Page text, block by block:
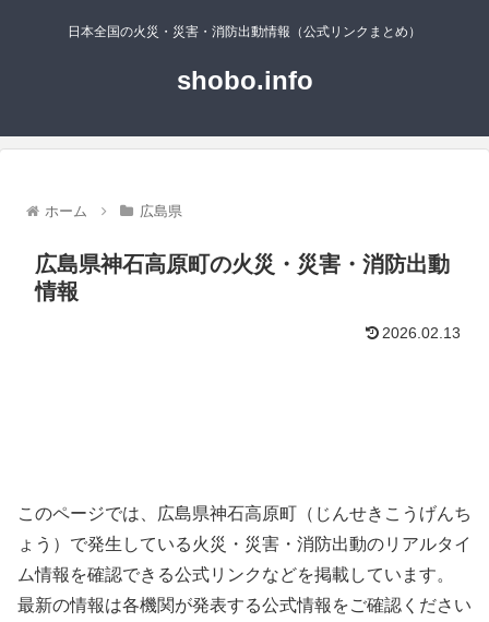
日本全国の火災・災害・消防出動情報（公式リンクまとめ）
shobo.info
ホーム 広島県
広島県神石高原町の火災・災害・消防出動
情報
2026.02.13
このページでは、広島県神石高原町（じんせきこうげんち
ょう）で発生している火災・災害・消防出動のリアルタイ
ム情報を確認できる公式リンクなどを掲載しています。
最新の情報は各機関が発表する公式情報をご確認ください